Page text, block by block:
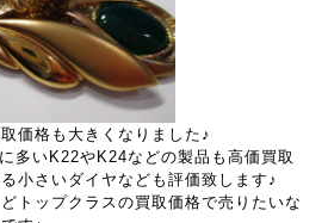
価格も大きくなりました♪
多いK22やK24などの製品も高価買取
小さいダイヤなども評価致します♪
トップクラスの買取価格で売りたいな